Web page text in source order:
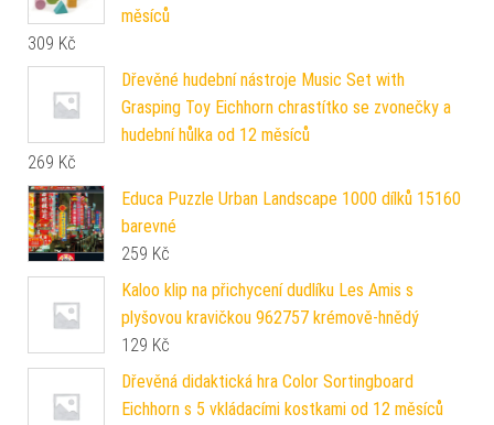
měsíců
309 Kč
Dřevěné hudební nástroje Music Set with
Grasping Toy Eichhorn chrastítko se zvonečky a
hudební hůlka od 12 měsíců
269 Kč
Educa Puzzle Urban Landscape 1000 dílků 15160
barevné
259 Kč
Kaloo klip na přichycení dudlíku Les Amis s
plyšovou kravičkou 962757 krémově-hnědý
129 Kč
Dřevěná didaktická hra Color Sortingboard
Eichhorn s 5 vkládacími kostkami od 12 měsíců